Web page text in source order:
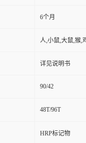
6个月
人,小鼠,大鼠,猴,
详见说明书
90/42
48T/96T
HRP标记物